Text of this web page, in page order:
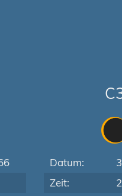
Datum:
Zeit: